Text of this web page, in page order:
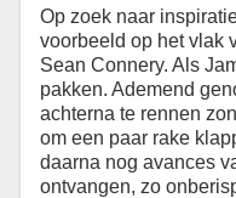
Op zoek naar
voorbeeld op het vlak
Sean Connery. Als
pakken. Ademend
achterna te rennen
om een paar rake
daarna nog avances
ontvangen, zo